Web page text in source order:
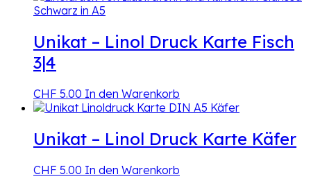
Unikat – Linol Druck Karte Fisch
3|4
CHF 5.00 In den Warenkorb
Unikat – Linol Druck Karte Käfer
CHF 5.00 In den Warenkorb